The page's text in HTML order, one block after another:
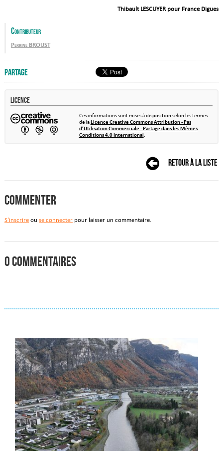
Thibault LESCUYER pour France Digues
Contributeur
Perrine BROUST
Partage
Licence
Ces informations sont mises à disposition selon les termes
de laLicence Creative Commons Attribution - Pas
d’Utilisation Commerciale - Partage dans les Mêmes
Conditions 4.0 International.
Retour à la liste
Commenter
S'inscrireou se connecterpour laisser un commentaire.
0 commentaires